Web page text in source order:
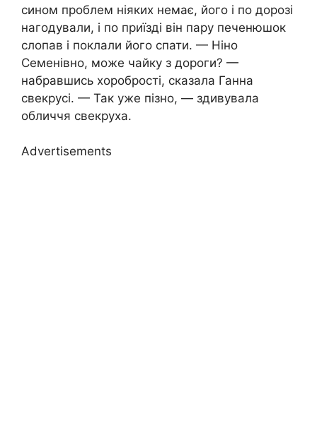
сином проблем ніяких немає, його і по дорозі
нагодували, і по приїзді він пару печенюшок
слопав і поклали його спати. — Ніно
Семенівно, може чайку з дороги? —
набравшись хоробрості, сказала Ганна
свекрусі. — Так уже пізно, — здивувала
обличчя свекруха.
Advertisements